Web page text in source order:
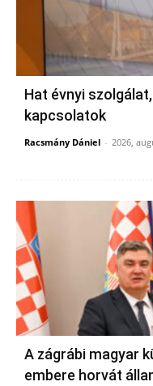
Hat évnyi
kapcsolatok
Racsmány Dániel - 2026,
A zágrábi magyar
embere horvát